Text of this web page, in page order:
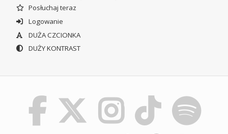
Posłuchaj teraz
Logowanie
DUŻA CZCIONKA
DUŻY KONTRAST